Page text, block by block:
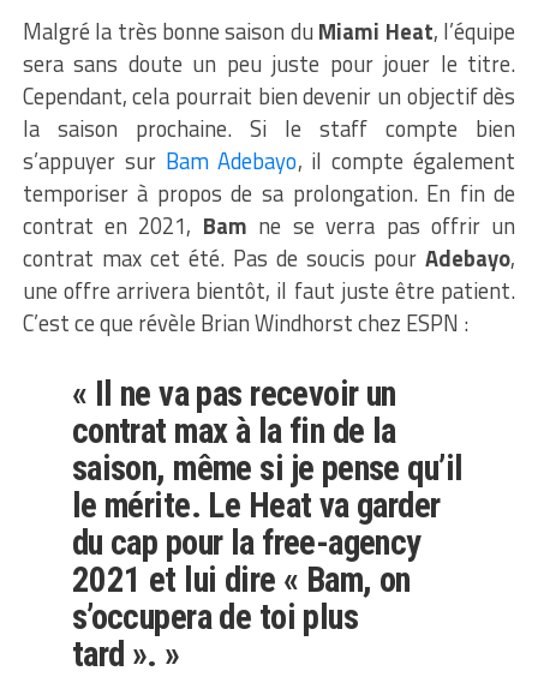
Malgré la très bonne saison du Miami Heat, l’équipe
sera sans doute un peu juste pour jouer le titre.
Cependant, cela pourrait bien devenir un objectif dès
la saison prochaine. Si le staff compte bien
s’appuyer sur Bam Adebayo, il compte également
temporiser à propos de sa prolongation. En fin de
contrat en 2021, Bam ne se verra pas offrir un
contrat max cet été. Pas de soucis pourAdebayo,
une offre arrivera bientôt, il faut juste être patient.
C’est ce que révèle Brian Windhorst chez ESPN :
« Il ne va pas recevoir un
contrat max à la fin de la
saison, même si je pense qu’il
le mérite. Le Heat va garder
du cap pour la free-agency
2021 et lui dire « Bam, on
s’occupera de toi plus
tard ». »